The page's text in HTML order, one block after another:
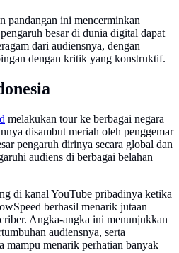
pandangan ini mencerminkan
besar di dunia digital dapat
dari audiensnya, dengan
dengan kritik yang konstruktif.
melakukan tour ke berbagai negara
disambut meriah oleh penggemar
pengaruh dirinya secara global dan
audiens di berbagai belahan
di kanal YouTube pribadinya ketika
berhasil menarik jutaan
Angka-angka ini menunjukkan
audiensnya, serta
mampu menarik perhatian banyak